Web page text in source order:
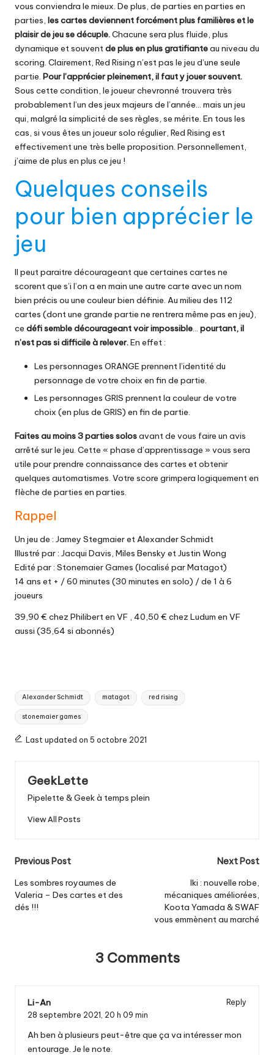
vous conviendra le mieux. De plus, de parties en parties en
parties, les cartes deviennent forcément plus familières et le
plaisir de jeu se décuple.Chacune sera plus fluide, plus
dynamique et souventde plus en plus gratifianteau niveau du
scoring. Clairement, Red Rising n’est pas le jeu d’une seule
partie. Pour l’apprécier pleinement, il faut y jouer souvent.
Sous cette condition, le joueur chevronné trouvera très
probablement l’un des jeux majeurs de l’année… mais un jeu
qui, malgré la simplicité de ses règles, se mérite. En tous les
cas, si vous êtes un joueur solo régulier, Red Rising est
effectivement une très belle proposition. Personnellement,
j’aime de plus en plus ce jeu !
Quelques conseils
pour bien apprécier le
jeu
Il peut paraitre décourageant que certaines cartes ne
scorent que s’i l’on a en main une autre carte avec un nom
bien précis ou une couleur bien définie. Au milieu des 112
cartes (dont une grande partie ne rentrera même pas en jeu),
ce défi semble décourageant voir impossible… pourtant, il
n’est pas si difficile à relever.En effet :
Les personnages ORANGE prennent l’identité du
personnage de votre choix en fin de partie.
Les personnages GRIS prennent la couleur de votre
choix (en plus de GRIS) en fin de partie.
Faites au moins 3 parties solosavant de vous faire un avis
arrêté sur le jeu. Cette « phase d’apprentissage » vous sera
utile pour prendre connaissance des cartes et obtenir
quelques automatismes. Votre score grimpera logiquement en
flèche de parties en parties.
Rappel
Un jeu de : Jamey Stegmaier et Alexander Schmidt
Illustré par : Jacqui Davis, Miles Bensky et Justin Wong
Edité par : Stonemaier Games (localisé par Matagot)
14 ans et + / 60 minutes (30 minutes en solo) / de 1 à 6
joueurs
39,90 € chez Philibert en VF , 40,50 € chez Ludum en VF
aussi (35,64 si abonnés)
Tags:
Alexander Schmidt matagot red rising
stonemaier games
Last updated on 5 octobre 2021
GeekLette
Pipelette & Geek à temps plein
View All Posts
Post
navigation
Previous Post
Les sombres royaumes de
Valeria – Des cartes et des
dés !!!
Next Post
Iki : nouvelle robe,
mécaniques améliorées,
Koota Yamada & SWAF
vous emmènent au marché
3 Comments
Li-An
Reply
28 septembre 2021, 20 h 09 min
Ah ben à plusieurs peut-être que ça va intéresser mon
entourage. Je le note.